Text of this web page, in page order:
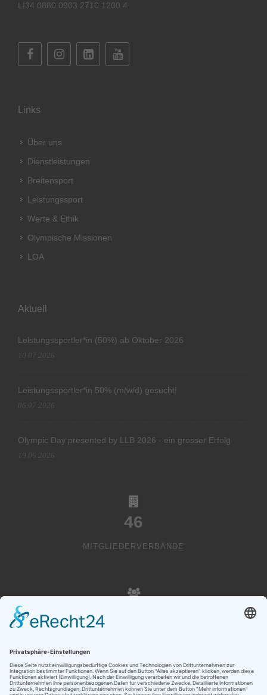
LI34 0880 0903 2710 1200 4
Links
Über uns
Dienstleistungen
Breitensport
Leistungssport
Werte & Ethik
Olympische Missionen
LOA
Aktuell
Leistungssportler*in (50%) ab Oktober 2026
10.07.2026
Leistungssportler*in 50% (m/w/d) gesucht!
06.07.2026
Olympic Day presented by LLB 2026 - ein grosser Erfolg
19.06.2026
46
MITGLIEDERVERBÄNDE